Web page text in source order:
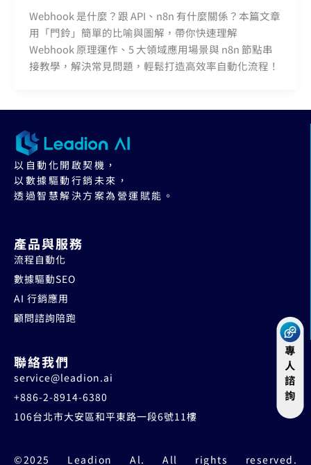
Webhook 是什麼？跟 API、n8n 有什麼關係？本篇文章
用「門鈴」簡單的比喻與圖解，帶你快速理解
Webhook 原理運作、5 大領域應用場景與 n8n 節點串
接教學，解決常見問題，輕鬆打造高效率自動化流程！
以自動化開啟契機，
以數據驅動行銷未來，
透過智慧解決方案為營運賦能。
產品與服務
流程自動化
數據驅動SEO
AI 行銷應用
顧問諮詢陪跑
聯絡我們
service@leadion.ai
+886-2-8914-6380
106台北市大安區和平東路一段6號11樓
©2025 Leadion Al. All rights reserved.